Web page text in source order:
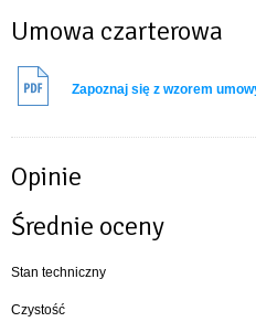
Umowa czarterowa
Zapoznaj się z wzorem
Opinie
Średnie oceny
Stan techniczny
Czystość